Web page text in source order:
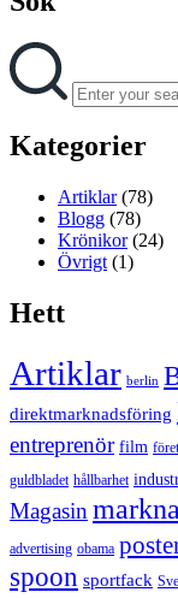
Search
for:
Kategorier
Artiklar(78)
Blogg (78)
Krönikor(24)
Övrigt (1)
Hett
Artiklar berlin
direktmarknadsföring
entreprenör film
guldbladet hållbarhet
Magasin
advertising obama
spoon sportfack